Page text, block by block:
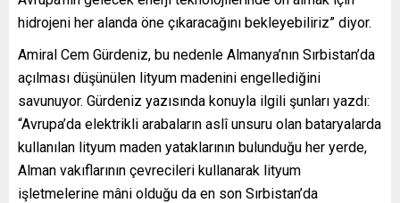
hidrojeni her alanda öne çıkaracağını bekleyebiliriz” diyor.
Amiral Cem Gürdeniz, bu nedenle Almanya’nın Sırbistan’da
açılması düşünülen lityum madenini engellediğini
savunuyor. Gürdeniz yazısında konuyla ilgili şunları yazdı:
“Avrupa’da elektrikli arabaların aslî unsuru olan bataryalarda
kullanılan lityum maden yataklarının bulunduğu her yerde,
Alman vakıflarının çevrecileri kullanarak lityum
işletmelerine mâni olduğu da en son Sırbistan’da